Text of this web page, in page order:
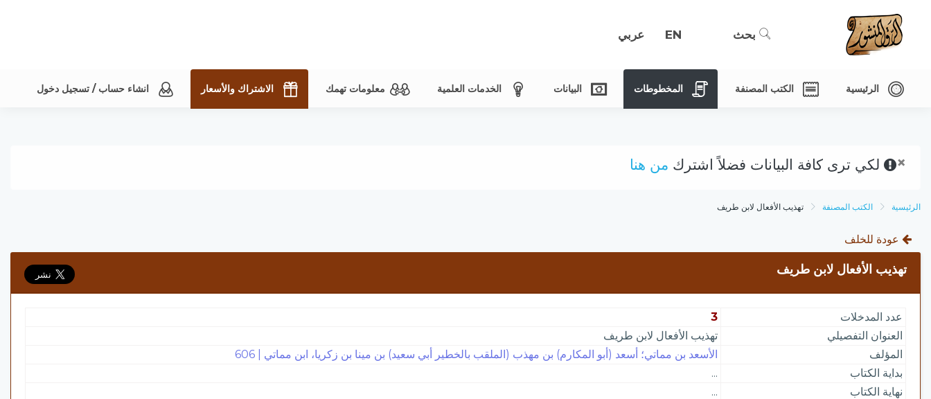
بحث EN عربي
الرئيسية الكتب المصنفة المخطوطات البيانات الخدمات العلمية معلومات تهمك الاشتراك والأسعار انشاء حساب / تسجيل دخول
× لكي ترى كافة البيانات فضلاً اشترك من هنا
الرئيسية الكتب المصنفة تهذيب الأفعال لابن طريف
عودة للخلف
تهذيب الأفعال لابن طريف
عدد المدخلات
3
العنوان التفصيلي
تهذيب الأفعال لابن طريف
المؤلف
الأسعد بن مماتي؛ أسعد (أبو المكارم) بن مهذب (الملقب بالخطير أبي سعيد) بن مينا بن زكريا، ابن مماتي | 606
بداية الكتاب
...
نهاية الكتاب
...